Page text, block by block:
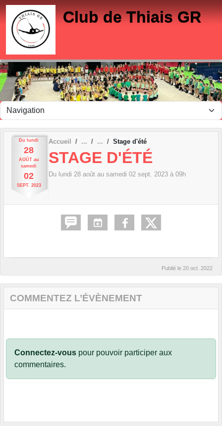
Club de Thiais GR
Du lundi
28
AOÛTau
samedi
02
SEPT. 2023
Accueil Stage d'été
STAGE D'ÉTÉ
Du lundi 28 août au samedi 02 sept. 2023 à 09h
Publié le 20 oct. 2022
COMMENTEZ L’ÉVÈNEMENT
Connectez-vous pour pouvoir participer aux
commentaires.
Panneau de gestion des cookies